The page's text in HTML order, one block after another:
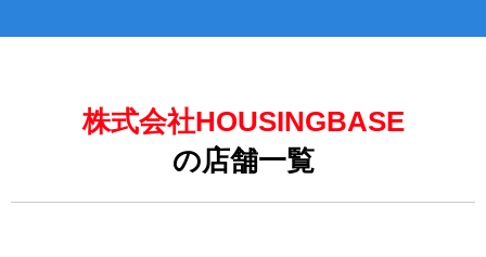
株式会社HOUSINGBASE
の店舗一覧